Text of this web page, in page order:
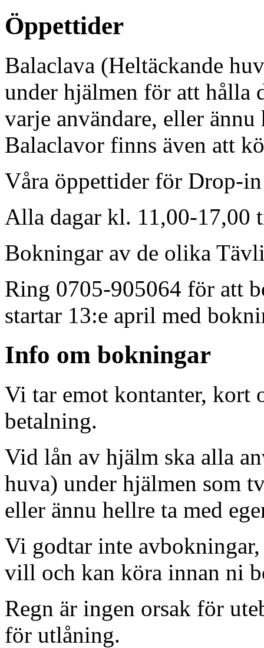
Öppettider
Balaclava (Heltäckande
under hjälmen för att hålla
varje användare, eller
Balaclavor finns även att
Våra öppettider för Drop-
Alla dagar kl. 11,00-17,00
Bokningar av de olika
Ring 0705-905064 för att
startar 13:e april med
Info om bokningar
Vi tar emot kontanter, kort
betalning.
Vid lån av hjälm ska alla
huva) under hjälmen som
eller ännu hellre ta med
Vi godtar inte
vill och kan köra innan ni
Regn är ingen orsak för
för utlåning.